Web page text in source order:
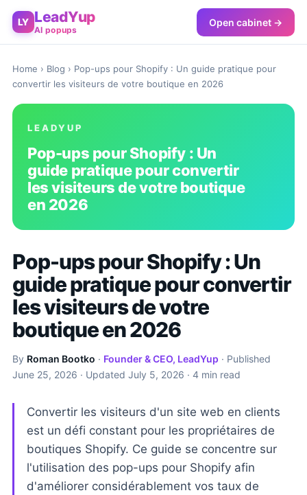
LY LeadYup
AI popups
Open cabinet →
Home › Blog › Pop-ups pour Shopify : Un guide pratique pour
convertir les visiteurs de votre boutique en 2026
LEADYUP
Pop-ups pour Shopify : Un
guide pratique pour convertir
les visiteurs de votre boutique
en 2026
Pop-ups pour Shopify : Un
guide pratique pour convertir
les visiteurs de votre
boutique en 2026
By Roman Bootko · Founder & CEO, LeadYup · Published
June 25, 2026 · Updated July 5, 2026 · 4 min read
Convertir les visiteurs d'un site web en clients
est un défi constant pour les propriétaires de
boutiques Shopify. Ce guide se concentre sur
l'utilisation des pop-ups pour Shopify afin
d'améliorer considérablement vos taux de